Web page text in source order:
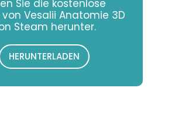
Sie die kostenlose
von Vesalii Anatomie 3D
Steam herunter.
HERUNTERLADEN